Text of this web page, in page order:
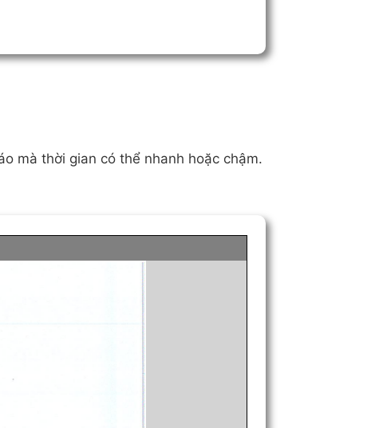
mà thời gian có thể nhanh hoặc chậm.